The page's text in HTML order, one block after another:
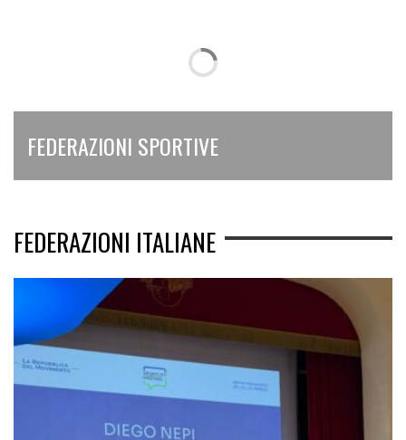
FEDERAZIONI SPORTIVE
FEDERAZIONI ITALIANE